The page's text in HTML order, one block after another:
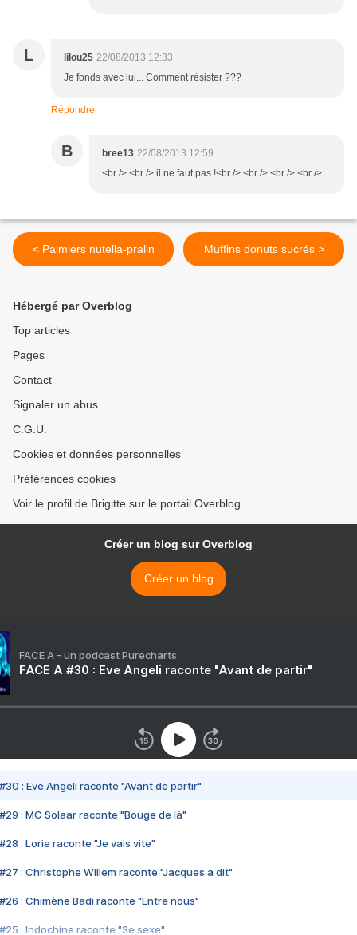
L lilou25 22/08/2013 12:33
Je fonds avec lui... Comment résister ???
Répondre
B bree13 22/08/2013 12:59
<br /> <br /> il ne faut pas !<br /> <br /> <br /> <br />
< Palmiers nutella-pralin Muffins donuts sucrés >
Hébergé par Overblog
Top articles
Pages
Contact
Signaler un abus
C.G.U.
Cookies et données personnelles
Préférences cookies
Voir le profil de Brigitte sur le portail Overblog
Créer un blog sur Overblog
Créer un blog
FACE A - un podcast Purecharts
FACE A #30 : Eve Angeli raconte "Avant de partir"
#30 : Eve Angeli raconte "Avant de partir"
#29 : MC Solaar raconte "Bouge de là"
#28 : Lorie raconte "Je vais vite"
#27 : Christophe Willem raconte "Jacques a dit"
#26 : Chimène Badi raconte "Entre nous"
#25 : Indochine raconte "3e sexe"